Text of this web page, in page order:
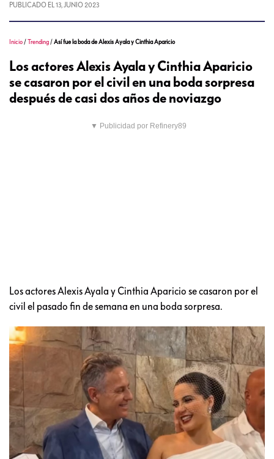
PUBLICADO EL 13, JUNIO 2023
Inicio /Trending /Así fue la boda de Alexis Ayala y Cinthia Aparicio
Los actores Alexis Ayala y Cinthia Aparicio
se casaron por el civil en una boda sorpresa
después de casi dos años de noviazgo
▼ Publicidad por Refinery89
Los actores Alexis Ayala y Cinthia Aparicio se casaron por el
civil el pasado fin de semana en una boda sorpresa.